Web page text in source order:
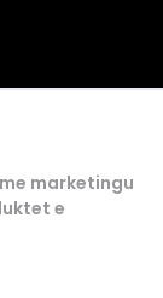
marketingu
e